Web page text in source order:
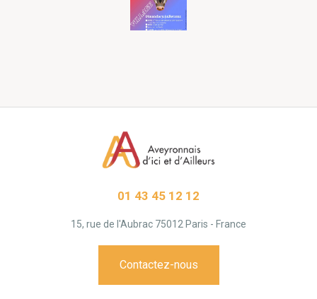
01 43 45 12 12
15, rue de l'Aubrac 75012 Paris - France
Contactez-nous